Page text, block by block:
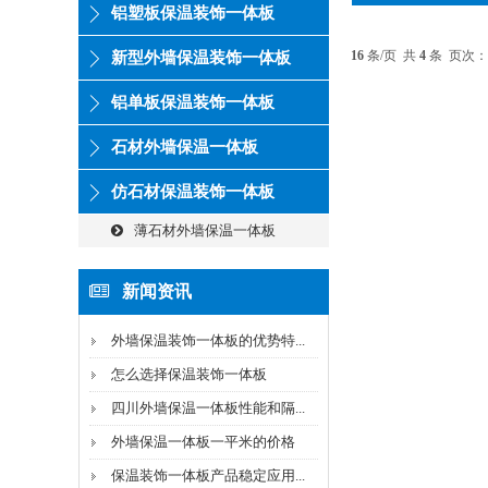
铝塑板保温装饰一体板
新型外墙保温装饰一体板
铝单板保温装饰一体板
石材外墙保温一体板
仿石材保温装饰一体板
薄石材外墙保温一体板
新闻资讯
外墙保温装饰一体板的优势特...
怎么选择保温装饰一体板
四川外墙保温一体板性能和隔...
外墙保温一体板一平米的价格
保温装饰一体板产品稳定应用...
16 条/页 共 4 条 页次：